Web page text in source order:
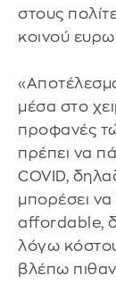
στους
κοινού
μέσα στο
προφανές
πρέπει να
COVID,
μπορέσει να
affordable,
λόγω
βλέπω